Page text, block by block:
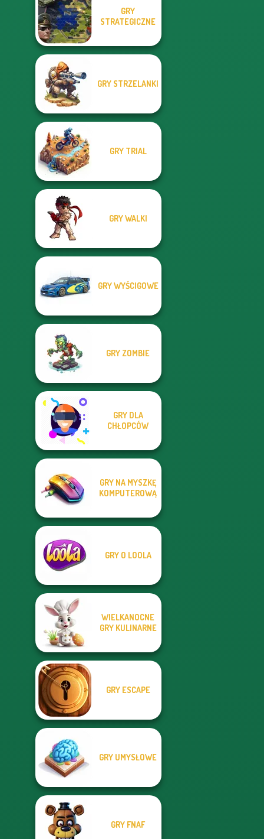
GRY
STRATEGICZNE
GRY STRZELANKI
GRY TRIAL
GRY WALKI
GRY WYŚCIGOWE
GRY ZOMBIE
GRY DLA
CHŁOPCÓW
GRY NA MYSZKĘ
KOMPUTEROWĄ
GRY O LOOLA
WIELKANOCNE
GRY KULINARNE
GRY ESCAPE
GRY UMYSŁOWE
GRY FNAF